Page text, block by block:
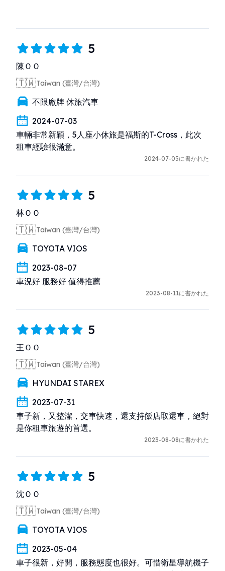
5
陳ＯＯ
🇹🇼Taiwan (臺灣/台灣)
不限廠牌 休旅汽車
2024-07-03
車輛非常新穎，5人座小休旅是福斯的T-Cross，此次
租車經驗很滿意。
2024-07-05に書かれた
5
林ＯＯ
🇹🇼Taiwan (臺灣/台灣)
TOYOTA VIOS
2023-08-07
車況好 服務好 值得推薦
2023-08-11に書かれた
5
王ＯＯ
🇹🇼Taiwan (臺灣/台灣)
HYUNDAI STAREX
2023-07-31
車子新，又整潔，交車快速，還支持飯店取還車，絕對
是你租車旅遊的首選。
2023-08-08に書かれた
5
沈ＯＯ
🇹🇼Taiwan (臺灣/台灣)
TOYOTA VIOS
2023-05-04
車子很新，好開，服務態度也很好。可惜衛星導航機子